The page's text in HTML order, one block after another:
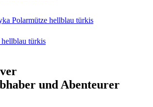
Polarmütze hellblau türkis
und Abenteurer